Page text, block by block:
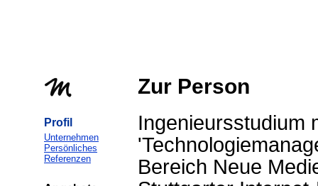
Profil
Unternehmen
Persönliches
Referenzen
Zur Person
Ingenieursstudium
Bereich Neue